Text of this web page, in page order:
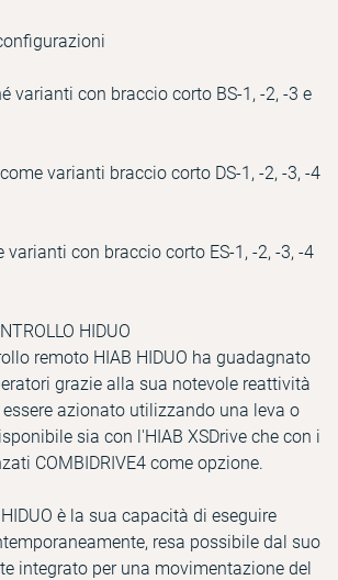
varianti con braccio corto BS-1, -2, -3 e
come varianti braccio corto DS-1, -2, -3, -4
varianti con braccio corto ES-1, -2, -3, -4
HIDUO
remoto HIAB HIDUO ha guadagnato
grazie alla sua notevole reattività
azionato utilizzando una leva o
sia con l'HIAB XSDrive che con i
COMBIDRIVE4 come opzione.
è la sua capacità di eseguire
resa possibile dal suo
integrato per una movimentazione del